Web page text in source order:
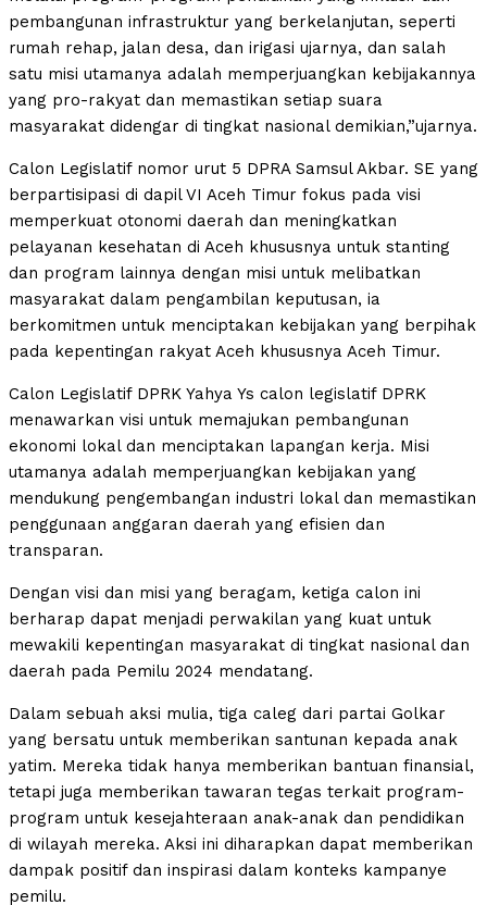
pembangunan infrastruktur yang berkelanjutan, seperti
rumah rehap, jalan desa, dan irigasi ujarnya, dan salah
satu misi utamanya adalah memperjuangkan kebijakannya
yang pro-rakyat dan memastikan setiap suara
masyarakat didengar di tingkat nasional demikian,”ujarnya.
Calon Legislatif nomor urut 5 DPRA Samsul Akbar. SE yang
berpartisipasi di dapil VI Aceh Timur fokus pada visi
memperkuat otonomi daerah dan meningkatkan
pelayanan kesehatan di Aceh khususnya untuk stanting
dan program lainnya dengan misi untuk melibatkan
masyarakat dalam pengambilan keputusan, ia
berkomitmen untuk menciptakan kebijakan yang berpihak
pada kepentingan rakyat Aceh khususnya Aceh Timur.
Calon Legislatif DPRK Yahya Ys calon legislatif DPRK
menawarkan visi untuk memajukan pembangunan
ekonomi lokal dan menciptakan lapangan kerja. Misi
utamanya adalah memperjuangkan kebijakan yang
mendukung pengembangan industri lokal dan memastikan
penggunaan anggaran daerah yang efisien dan
transparan.
Dengan visi dan misi yang beragam, ketiga calon ini
berharap dapat menjadi perwakilan yang kuat untuk
mewakili kepentingan masyarakat di tingkat nasional dan
daerah pada Pemilu 2024 mendatang.
Dalam sebuah aksi mulia, tiga caleg dari partai Golkar
yang bersatu untuk memberikan santunan kepada anak
yatim. Mereka tidak hanya memberikan bantuan finansial,
tetapi juga memberikan tawaran tegas terkait program-
program untuk kesejahteraan anak-anak dan pendidikan
di wilayah mereka. Aksi ini diharapkan dapat memberikan
dampak positif dan inspirasi dalam konteks kampanye
pemilu.